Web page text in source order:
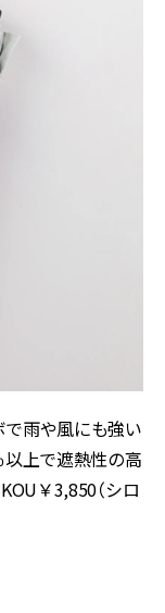
で雨や風にも強い
以上で遮熱性の高
￥3,850（シロ